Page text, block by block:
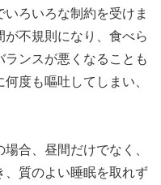
ろいろな制約を受けま
不規則になり、食べら
ンスが悪くなることも
度も嘔吐してしまい、
合、昼間だけでなく、
、質のよい睡眠を取れず